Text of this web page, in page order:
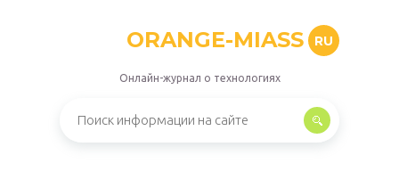
ORANGE-MIASS RU
Онлайн-журнал о технологиях